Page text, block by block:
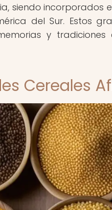
siendo incorporados
del Sur. Estos
y
Cereales